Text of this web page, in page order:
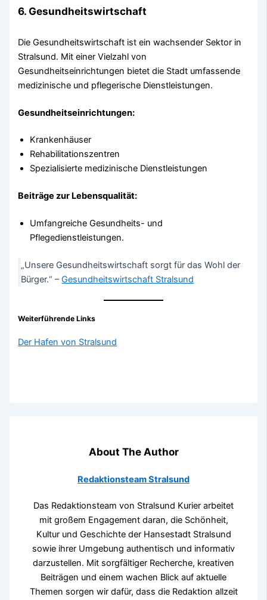
6. Gesundheitswirtschaft
Die Gesundheitswirtschaft ist ein wachsender Sektor in
Stralsund. Mit einer Vielzahl von
Gesundheitseinrichtungen bietet die Stadt umfassende
medizinische und pflegerische Dienstleistungen.
Gesundheitseinrichtungen:
Krankenhäuser
Rehabilitationszentren
Spezialisierte medizinische Dienstleistungen
Beiträge zur Lebensqualität:
Umfangreiche Gesundheits- und
Pflegedienstleistungen.
„Unsere Gesundheitswirtschaft sorgt für das Wohl der
Bürger.“ –Gesundheitswirtschaft Stralsund
Weiterführende Links
Der Hafen von Stralsund
About The Author
Redaktionsteam Stralsund
Das Redaktionsteam von Stralsund Kurier arbeitet
mit großem Engagement daran, die Schönheit,
Kultur und Geschichte der Hansestadt Stralsund
sowie ihrer Umgebung authentisch und informativ
darzustellen. Mit sorgfältiger Recherche, kreativen
Beiträgen und einem wachen Blick auf aktuelle
Themen sorgen wir dafür, dass die Redaktion allzeit